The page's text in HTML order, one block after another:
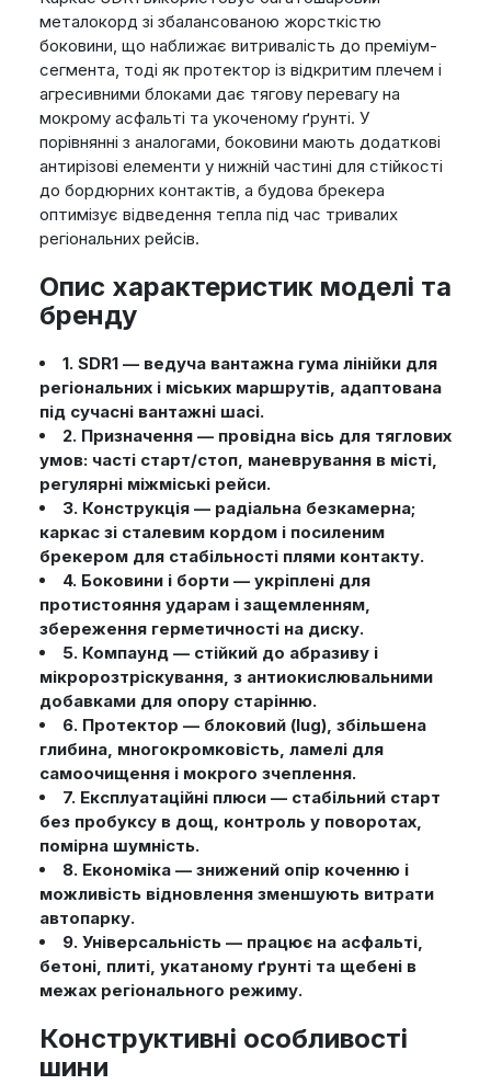
металокорд зі збалансованою жорсткістю
боковини, що наближає витривалість до преміум-
сегмента, тоді як протектор із відкритим плечем і
агресивними блоками дає тягову перевагу на
мокрому асфальті та укоченому ґрунті. У
порівнянні з аналогами, боковини мають додаткові
антирізові елементи у нижній частині для стійкості
до бордюрних контактів, а будова брекера
оптимізує відведення тепла під час тривалих
регіональних рейсів.
Опис характеристик моделі та
бренду
1. SDR1 — ведуча вантажна гума лінійки для
регіональних і міських маршрутів, адаптована
під сучасні вантажні шасі.
2. Призначення — провідна вісь для тяглових
умов: часті старт/стоп, маневрування в місті,
регулярні міжміські рейси.
3. Конструкція — радіальна безкамерна;
каркас зі сталевим кордом і посиленим
брекером для стабільності плями контакту.
4. Боковини і борти — укріплені для
протистояння ударам і защемленням,
збереження герметичності на диску.
5. Компаунд — стійкий до абразиву і
мікророзтріскування, з антиокислювальними
добавками для опору старінню.
6. Протектор — блоковий (lug), збільшена
глибина, многокромковість, ламелі для
самоочищення і мокрого зчеплення.
7. Експлуатаційні плюси — стабільний старт
без пробуксу в дощ, контроль у поворотах,
помірна шумність.
8. Економіка — знижений опір коченню і
можливість відновлення зменшують витрати
автопарку.
9. Універсальність — працює на асфальті,
бетоні, плиті, укатаному ґрунті та щебені в
межах регіонального режиму.
Конструктивні особливості
шини